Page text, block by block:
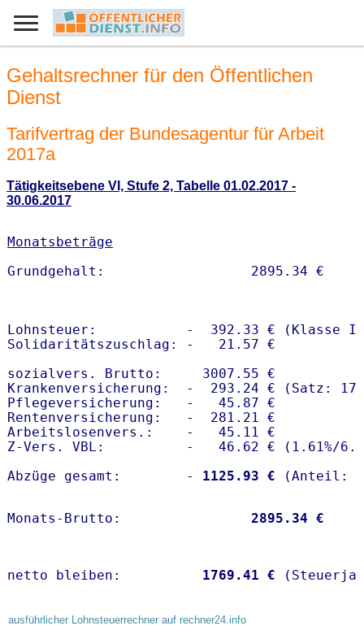
Gehaltsrechner für den Öffentlichen
Dienst
Tarifvertrag der Bundesagentur für Arbeit
2017a
Tätigkeitsebene VI, Stufe 2, Tabelle 01.02.2017 -
30.06.2017
Monatsbeträge
Lohnsteuer:           -  392.33 € (Klasse I)
Solidaritätszuschlag: -   21.57 €
sozialvers. Brutto:     3007.55 €
Krankenversicherung:  -  293.24 € (Satz:
Pflegeversicherung:   -   45.87 €
Rentenversicherung:   -  281.21 €
Arbeitslosenvers.:    -   45.11 €
Z-Vers. VBL:          -   46.62 € ( 1.61%/
Abzüge gesamt:        -
1125.93 €
Monats-Brutto: 2895.34 €
netto bleiben: 1769.41 €
ausführlicher Lohnsteuerrechner auf rechner24.info